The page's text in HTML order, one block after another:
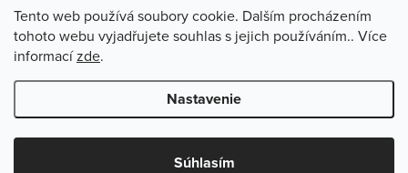
Tento web používá soubory cookie. Dalším procházením
tohoto webu vyjadřujete souhlas s jejich používáním.. Více
informacízde.
Nastavenie
Súhlasím
Informácie pre vás
Copyright 2026INFOKRÁSA. Všetky práva vyhradené.